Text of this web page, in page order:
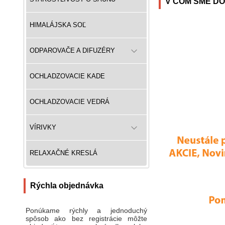
HIMALÁJSKA SOĽ
ODPAROVAČE A DIFUZÉRY
OCHLADZOVACIE KADE
OCHLADZOVACIE VEDRÁ
VÍRIVKY
RELAXAČNÉ KRESLÁ
Rýchla objednávka
Ponúkame rýchly a jednoduchý
spôsob ako bez registrácie môžte